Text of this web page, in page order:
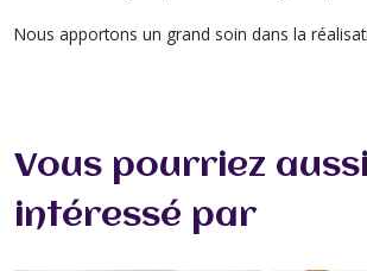
Nous apportons un grand soin dans la
Vous pourriez
intéressé par